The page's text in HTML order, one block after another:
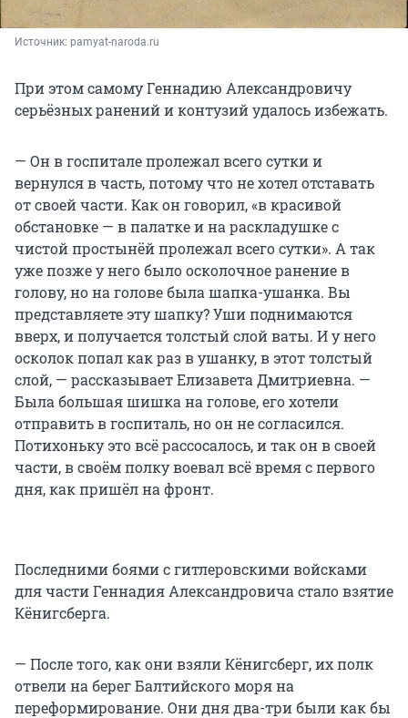
Источник: pamyat-naroda.ru
При этом самому Геннадию Александровичу
серьёзных ранений и контузий удалось избежать.
— Он в госпитале пролежал всего сутки и
вернулся в часть, потому что не хотел отставать
от своей части. Как он говорил, «в красивой
обстановке — в палатке и на раскладушке с
чистой простынёй пролежал всего сутки». А так
уже позже у него было осколочное ранение в
голову, но на голове была шапка-ушанка. Вы
представляете эту шапку? Уши поднимаются
вверх, и получается толстый слой ваты. И у него
осколок попал как раз в ушанку, в этот толстый
слой, — рассказывает Елизавета Дмитриевна. —
Была большая шишка на голове, его хотели
отправить в госпиталь, но он не согласился.
Потихоньку это всё рассосалось, и так он в своей
части, в своём полку воевал всё время с первого
дня, как пришёл на фронт.
Последними боями с гитлеровскими войсками
для части Геннадия Александровича стало взятие
Кёнигсберга.
— После того, как они взяли Кёнигсберг, их полк
отвели на берег Балтийского моря на
переформирование. Они дня два-три были как бы